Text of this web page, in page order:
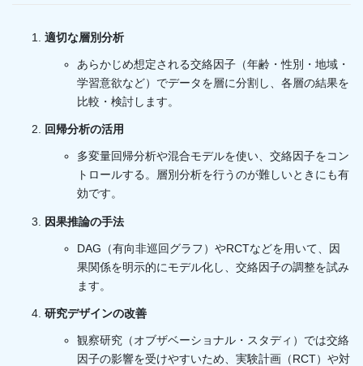
適切な層別分析
あらかじめ想定される交絡因子（年齢・性別・地域・
学習意欲など）でデータを層に分割し、各層の結果を
比較・検討します。
回帰分析の活用
多変量回帰分析や混合モデルを使い、交絡因子をコン
トロールする。層別分析を行うのが難しいときにも有
効です。
因果推論の手法
DAG（有向非巡回グラフ）やRCTなどを用いて、因
果関係を明示的にモデル化し、交絡因子の調整を試み
ます。
研究デザインの改善
観察研究（オブザベーショナル・スタディ）では交絡
因子の影響を受けやすいため、実験計画（RCT）や対